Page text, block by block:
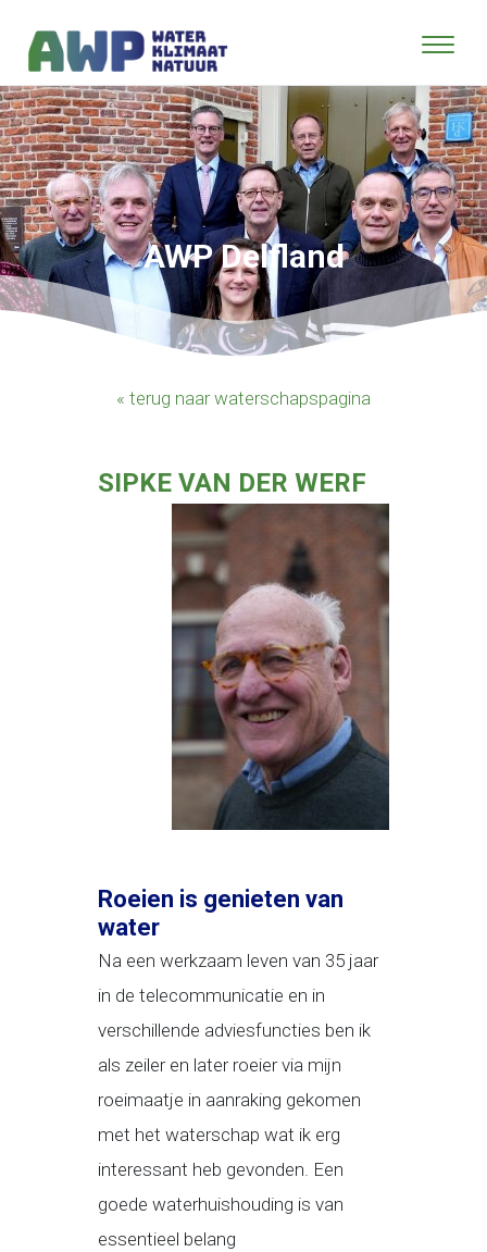
AWP Delfland
« terug naar waterschapspagina
SIPKE VAN DER WERF
Roeien is genieten van
water
Na een werkzaam leven van 35 jaar
in de telecommunicatie en in
verschillende adviesfuncties ben ik
als zeiler en later roeier via mijn
roeimaatje in aanraking gekomen
met het waterschap wat ik erg
interessant heb gevonden. Een
goede waterhuishouding is van
essentieel belang